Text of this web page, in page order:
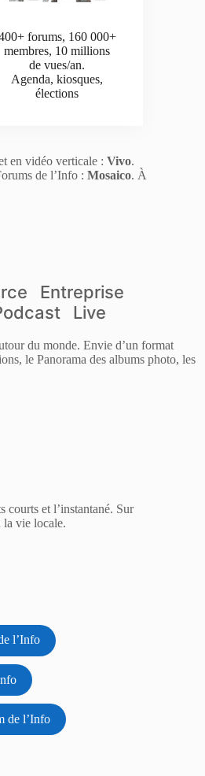
forums, 160 000+
membres, 10 millions
de vues/an.
Agenda, kiosques,
élections
en vidéo verticale : Vivo.
de l’Info : Mosaico. À
Entreprise
Live
du monde. Envie d’un format
le Panorama des albums photo, les
courts et l’instantané. Sur
la vie locale.
l’Info
de l’Info